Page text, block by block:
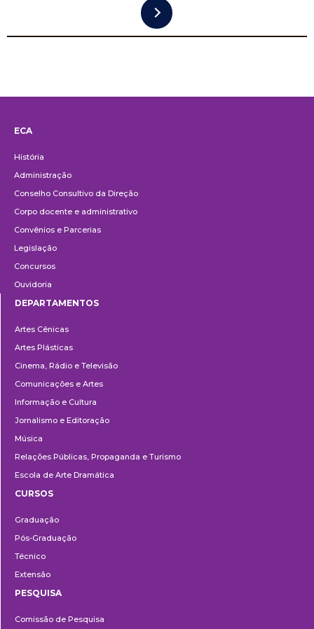
ECA
História
Administração
Conselho Consultivo da Direção
Corpo docente e administrativo
Convênios e Parcerias
Legislação
Concursos
Ouvidoria
DEPARTAMENTOS
Artes Cênicas
Artes Plásticas
Cinema, Rádio e Televisão
Comunicações e Artes
Informação e Cultura
Jornalismo e Editoração
Música
Relações Públicas, Propaganda e Turismo
Escola de Arte Dramática
CURSOS
Graduação
Pós-Graduação
Técnico
Extensão
PESQUISA
Comissão de Pesquisa